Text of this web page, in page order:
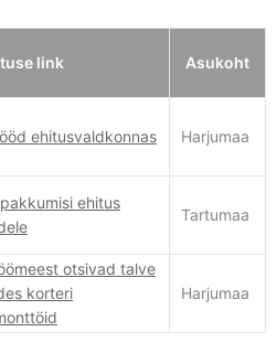
link Asukoht
ehitusvaldkonnas Harjumaa
ehitus
Tartumaa
otsivad talve
korteri
Harjumaa